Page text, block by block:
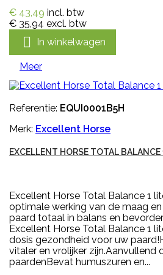
€ 43,49 incl. btw
€ 35,94 excl. btw
 In winkelwagen
Meer
Referentie: EQUI0001B5H
Merk: Excellent Horse
EXCELLENT HORSE TOTAL BALANCE
Excellent Horse Total Balance 1
optimale werking van de maag
paard totaal in balans en
Excellent Horse Total Balance 1
dosis gezondheid voor uw
vitaler en vrolijker zijn.Aanvullend
paardenBevat humuszuren en...